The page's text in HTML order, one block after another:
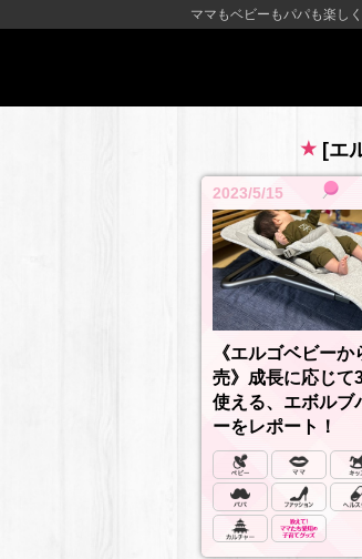
ママもベビーもパパも楽し
[エ
2023/5/15
《エルゴベビーか
売》成長に応じて
使える、エボルブ
ーをレポート！